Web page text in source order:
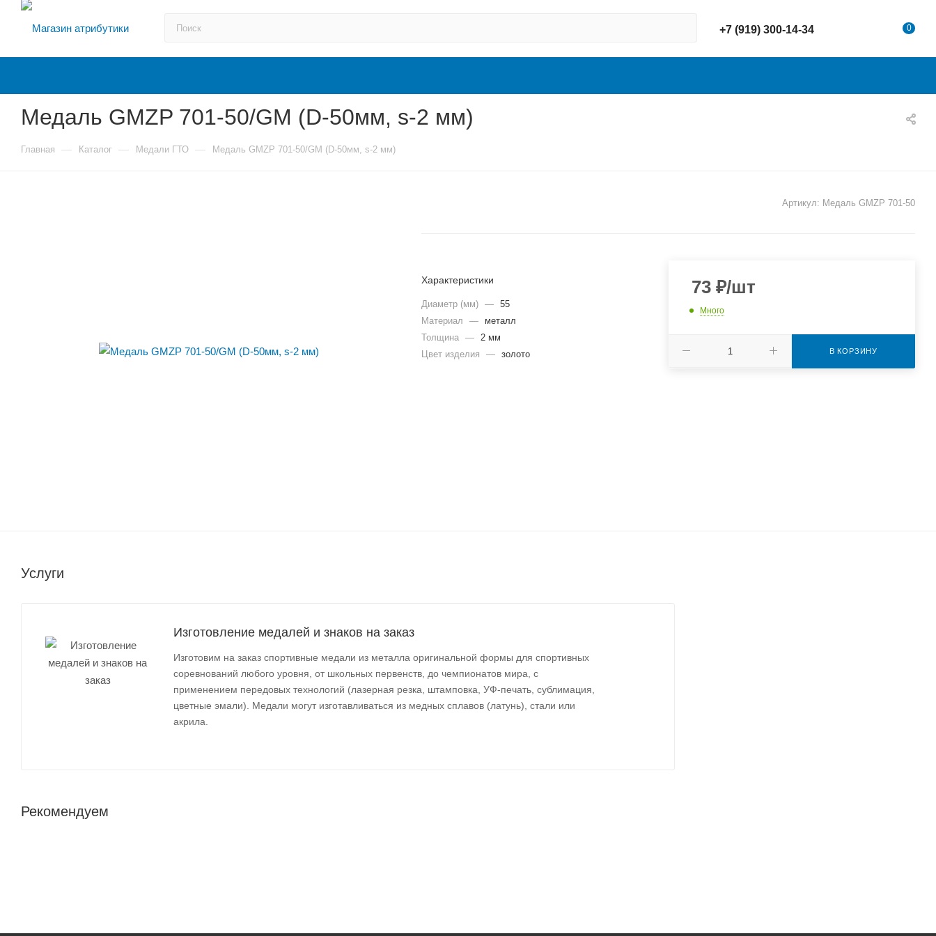
+7 (919) 300-14-34 0
Медаль GMZP 701-50/GM (D-50мм, s-2 мм)
Главная — Каталог — Медали ГТО — Медаль GMZP 701-50/GM (D-50мм, s-2 мм)
Артикул: Медаль GMZP 701-50
Характеристики
Диаметр (мм) —
55
Материал
—
металл
Толщина
—
2 мм
Цвет изделия
— золото
73₽/шт
Много
В КОРЗИНУ
Услуги
Изготовление медалей и знаков на заказ
Изготовим на заказ спортивные медали из металла оригинальной формы для спортивных
соревнований любого уровня, от школьных первенств, до чемпионатов мира, с
применением передовых технологий (лазерная резка, штамповка, УФ-печать, сублимация,
цветные эмали). Медали могут изготавливаться из медных сплавов (латунь), стали или
акрила.
Рекомендуем